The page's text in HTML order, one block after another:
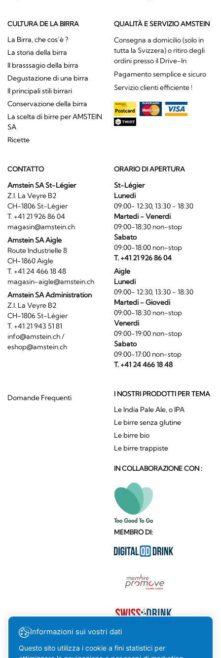
CULTURA DE LA BIRRA
La Birra, che cos’è ?
La storia della birra
Il brasssagio della birra
Degustazione di una birra
Il principali stili birrari
Conservazione della birra
La scelta di birre per AMSTEIN
SA
Ricette
QUALITÀ E SERVIZIO AMSTEIN
Consegna a domicilio (solo in
tutta la Svizzera) o ritiro degli
ordini presso il Drive-In
Pagamento semplice e sicuro
Servizio clienti efficiente !
CONTATTO
Amstein SA St-Légier
Z.I. La Veyre B2
CH-1806 St-Légier
T. +41 21 926 86 04
magasin@amstein.ch
Amstein SA Aigle
Route Industrielle 8
CH-1860 Aigle
T. +41 24 466 18 48
magasin-aigle@amstein.ch
Amstein SA Administration
Z.I. La Veyre B2
CH-1806 St-Légier
T. +41 21 943 51 81
info@amstein.ch/
eshop@amstein.ch
ORARIO DI APERTURA
St-Légier
Lunedi
09:00- 12:30, 13:30 - 18:30
Martedi - Venerdi
09:00-18:30 non-stop
Sabato
09:00-18:00 non-stop
T. +41 21 926 86 04
Aigle
Lunedi
09:00- 12:30, 13:30 - 18:30
Martedi - Giovedi
09:00-18:30 non-stop
Venerdi
09:00-19:00 non-stop
Sabato
09:00-17:00 non-stop
T. +41 24 466 18 48
Domande Frequenti I NOSTRI PRODOTTI PER TEMA
Le India Pale Ale, o IPA
Le birre senza glutine
Le birre bio
Le birre trappiste
IN COLLABORAZIONE CON :
MEMBRO DI:
Informazioni sui vostri dati
Questo sito utilizza i cookie a fini statistici per